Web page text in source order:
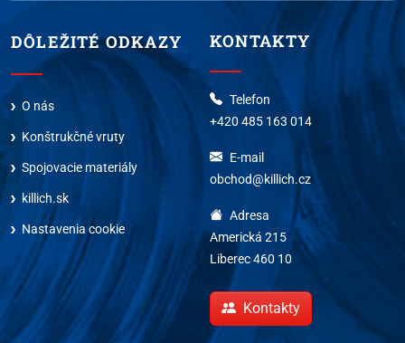
DÔLEŽITÉ ODKAZY
O nás
Konštrukčné vruty
Spojovacie materiály
killich.sk
Nastavenia cookie
KONTAKTY
Telefon
+420 485 163 014
E-mail
obchod@killich.cz
Adresa
Americká 215
Liberec 460 10
Kontakty